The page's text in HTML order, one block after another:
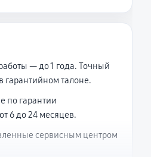
— до 1 года. Точный
гарантийном талоне.
по гарантии
6 до 24 месяцев.
сервисным центром